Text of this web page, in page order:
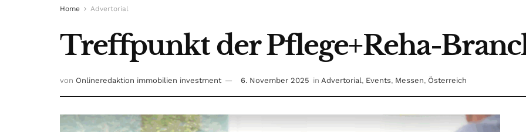
Home Advertorial
Treffpunkt der Pflege+Reha-
von Onlineredaktion immobilien investment 6. November 2025 in Advertorial, Events, Messen, Österreich